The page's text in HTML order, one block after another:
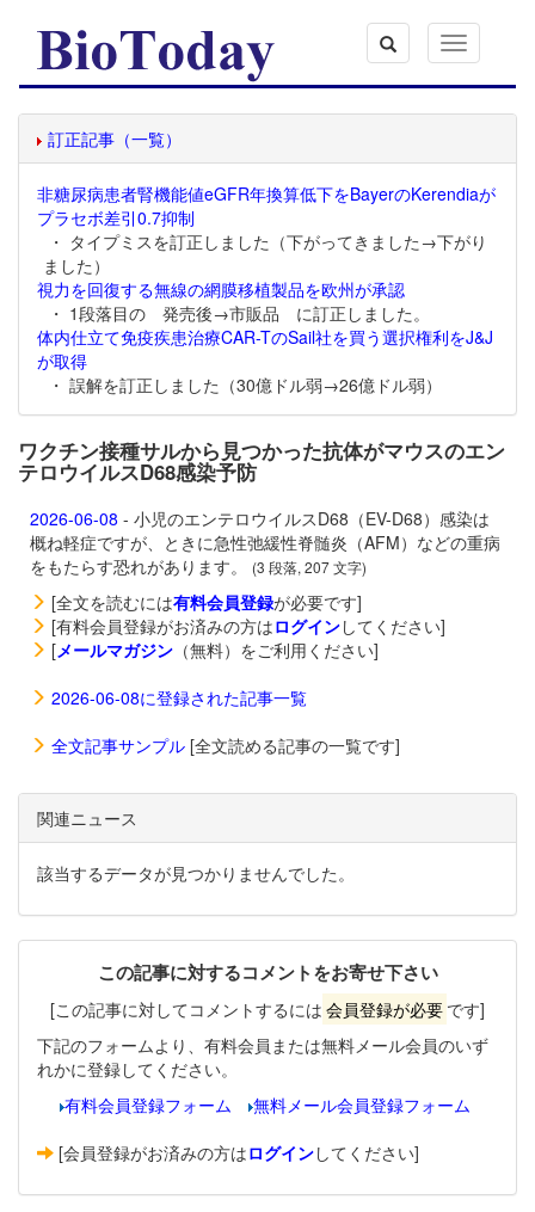
Toggle
navigation
訂正記事（一覧）
非糖尿病患者腎機能値eGFR年換算低下をBayerのKerendiaが
プラセボ差引0.7抑制
・ タイプミスを訂正しました（下がってきました→下がり
ました）
視力を回復する無線の網膜移植製品を欧州が承認
・ 1段落目の 発売後→市販品 に訂正しました。
体内仕立て免疫疾患治療CAR-TのSail社を買う選択権利をJ&J
が取得
・ 誤解を訂正しました（30億ドル弱→26億ドル弱）
ワクチン接種サルから見つかった抗体がマウスのエン
テロウイルスD68感染予防
2026-06-08 - 小児のエンテロウイルスD68（EV-D68）感染は
概ね軽症ですが、ときに急性弛緩性脊髄炎（AFM）などの重病
をもたらす恐れがあります。
(3 段落, 207 文字)
[全文を読むには有料会員登録が必要です]
[有料会員登録がお済みの方はログインしてください]
[メールマガジン （無料）をご利用ください]
2026-06-08に登録された記事一覧
全文記事サンプル [全文読める記事の一覧です]
関連ニュース
該当するデータが見つかりませんでした。
この記事に対するコメントをお寄せ下さい
[この記事に対してコメントするには 会員登録が必要 です]
下記のフォームより、有料会員または無料メール会員のいず
れかに登録してください。
有料会員登録フォーム
無料メール会員登録フォーム
[会員登録がお済みの方はログインしてください]